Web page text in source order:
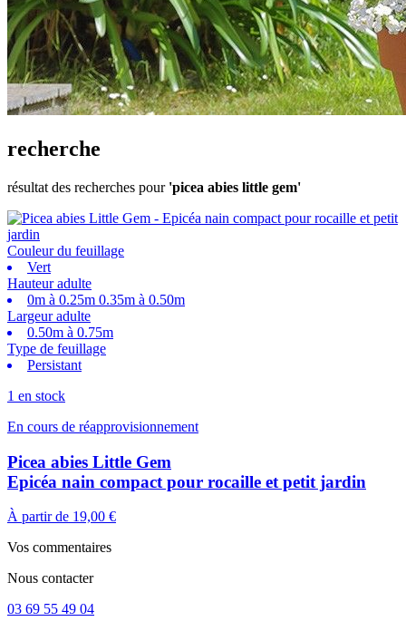
recherche
résultat des recherches pour 'picea abies little gem'
Couleur du feuillage
Vert
Hauteur adulte
0m à 0.25m 0.35m à 0.50m
Largeur adulte
0.50m à 0.75m
Type de feuillage
Persistant
1 en stock
En cours de réapprovisionnement
Picea abies Little Gem
Epicéa nain compact pour rocaille et petit jardin
À partir de 19,00 €
Vos commentaires
Nous contacter
03 69 55 49 04